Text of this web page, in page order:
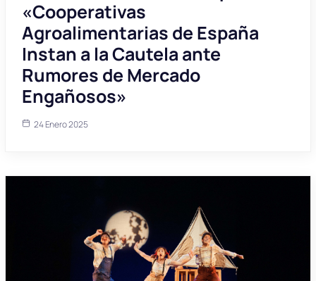
«Cooperativas
Agroalimentarias de España
Instan a la Cautela ante
Rumores de Mercado
Engañosos»
24 Enero 2025